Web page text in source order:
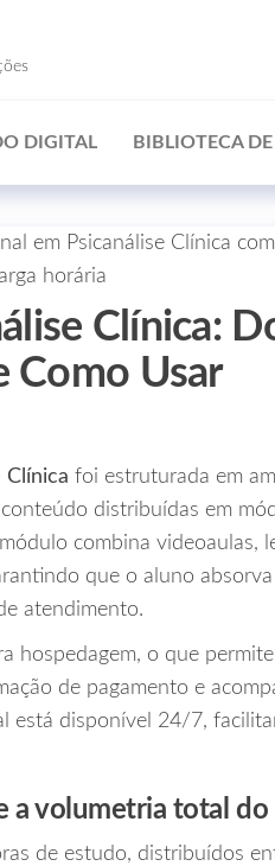
DIGITAL BIBLIOTECA
Clínica:
Como Usar
Clínica foi estruturada em
distribuídas em
combina videoaulas,
que o aluno
atendimento.
hospedagem, o que
de pagamento e
está disponível 24/7,
a volumetria total do
de estudo, distribuídos